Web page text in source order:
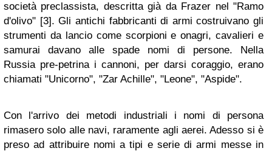
società preclassista, descritta già da Frazer nel "Ramo
d'olivo" [3]. Gli antichi fabbricanti di armi costruivano gli
strumenti da lancio come scorpioni e onagri, cavalieri e
samurai davano alle spade nomi di persone. Nella
Russia pre-petrina i cannoni, per darsi coraggio, erano
chiamati "Unicorno", "Zar Achille", "Leone", "Aspide".
Con l'arrivo dei metodi industriali i nomi di persona
rimasero solo alle navi, raramente agli aerei. Adesso si è
preso ad attribuire nomi a tipi e serie di armi messe in